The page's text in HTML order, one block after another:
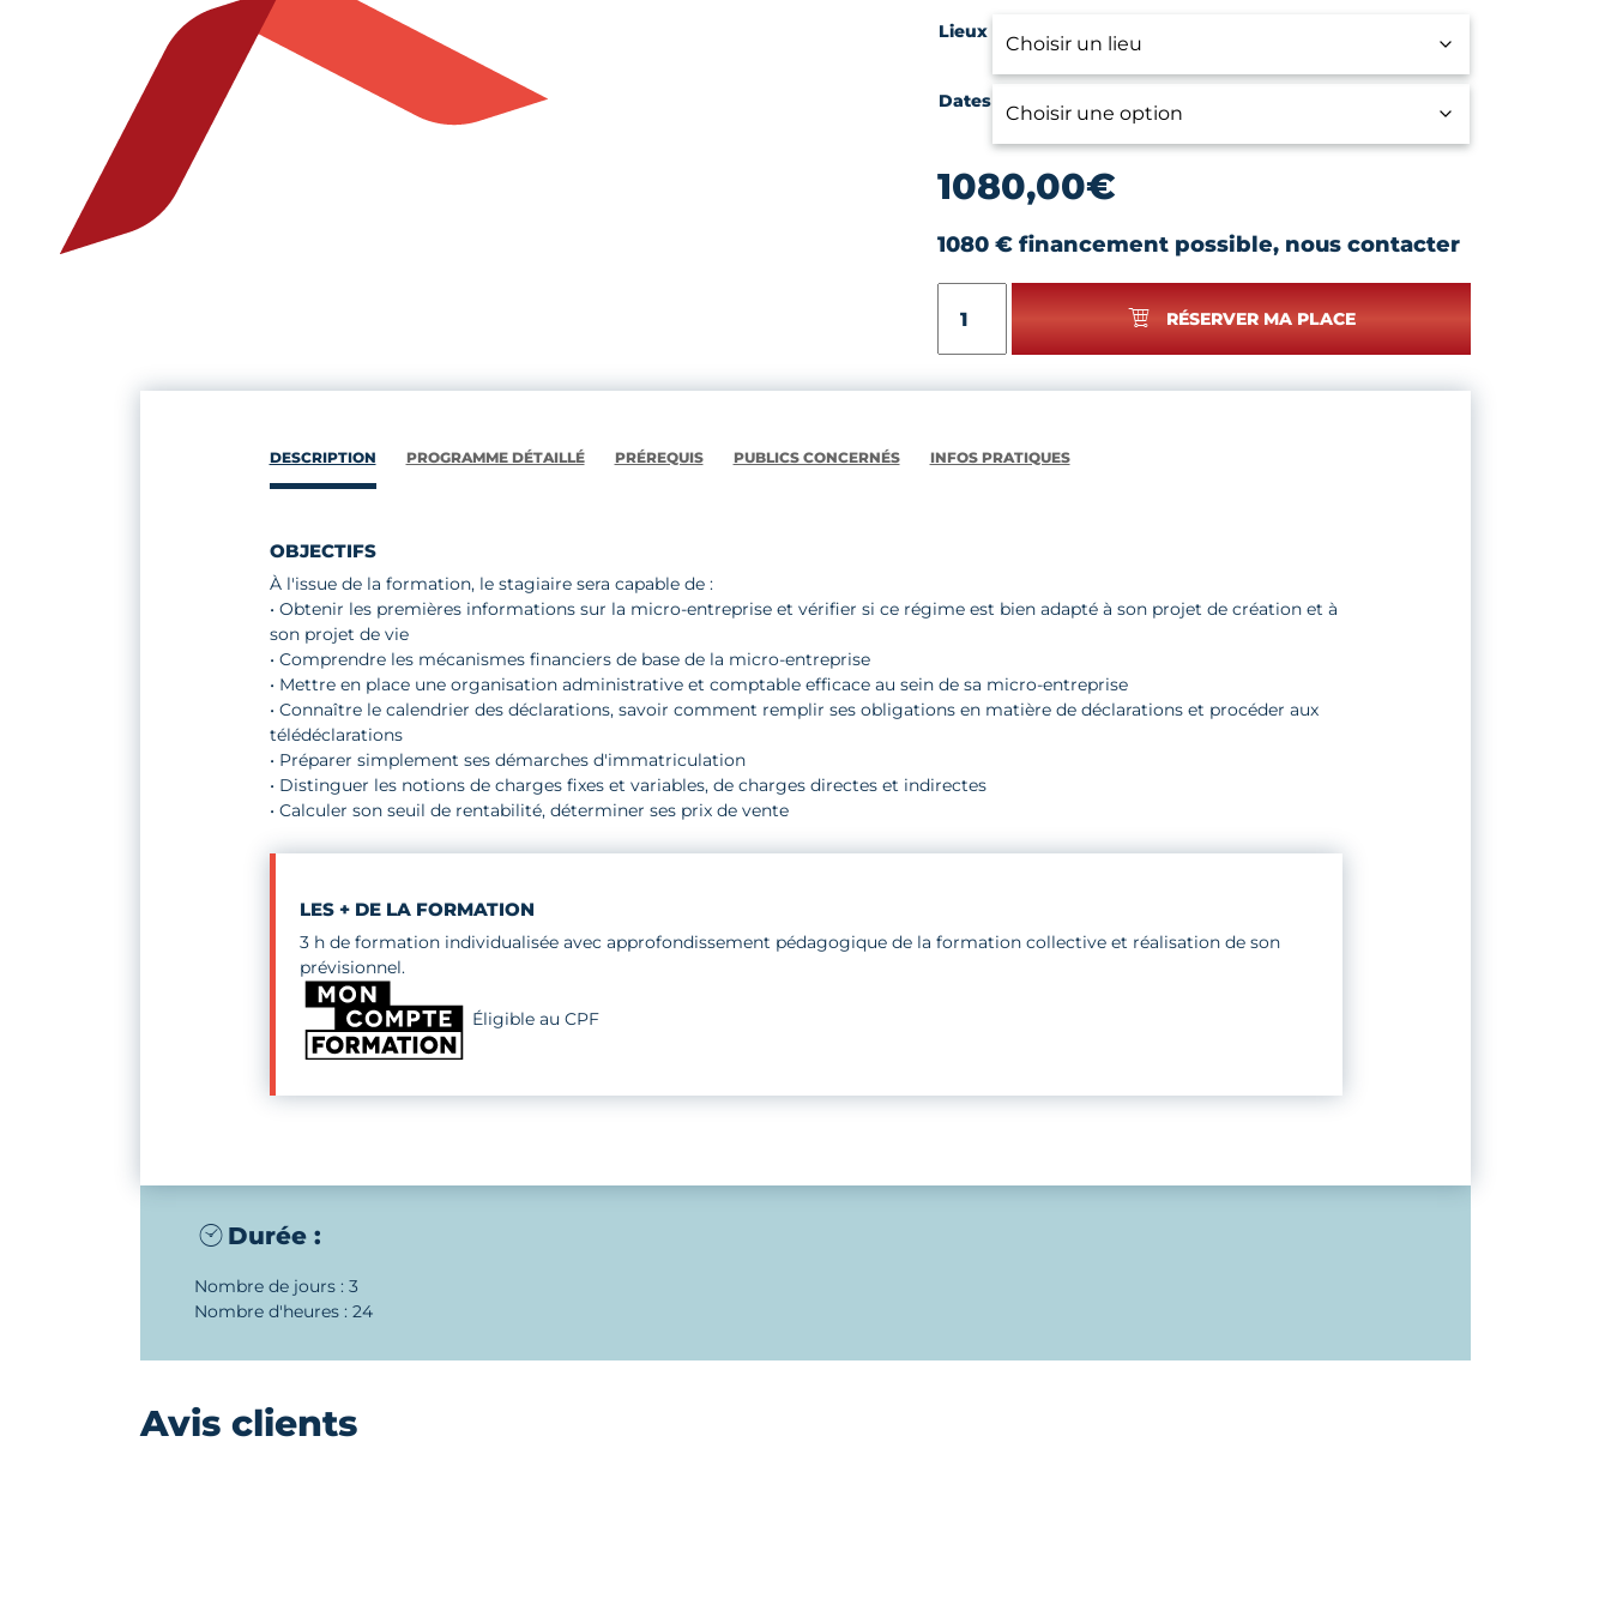
Lieux
Dates
1080,00€
1080 € financement possible, nous contacter
PROJET
ENTREPRISE
RÉSERVER MA PLACE
DESCRIPTION PROGRAMME DÉTAILLÉ PRÉREQUIS PUBLICS CONCERNÉS INFOS PRATIQUES
OBJECTIFS
À l'issue de la formation, le stagiaire sera capable de :
• Obtenir les premières informations sur la micro-entreprise et vérifier si ce régime est bien adapté à son projet de création et à
son projet de vie
• Comprendre les mécanismes financiers de base de la micro-entreprise
• Mettre en place une organisation administrative et comptable efficace au sein de sa micro-entreprise
• Connaître le calendrier des déclarations, savoir comment remplir ses obligations en matière de déclarations et procéder aux
télédéclarations
• Préparer simplement ses démarches d'immatriculation
• Distinguer les notions de charges fixes et variables, de charges directes et indirectes
• Calculer son seuil de rentabilité, déterminer ses prix de vente
LES + DE LA FORMATION
3 h de formation individualisée avec approfondissement pédagogique de la formation collective et réalisation de son
prévisionnel.
Éligible au CPF
Durée :
Nombre de jours : 3
Nombre d'heures : 24
Avis clients